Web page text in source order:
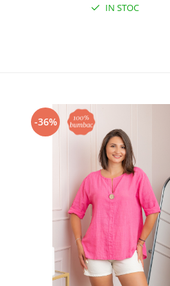
IN STOC
-36%